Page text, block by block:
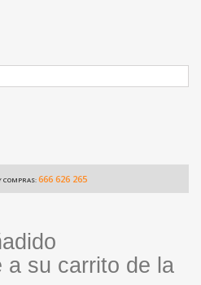
COMPRAS:666 626 265
a su carrito de la